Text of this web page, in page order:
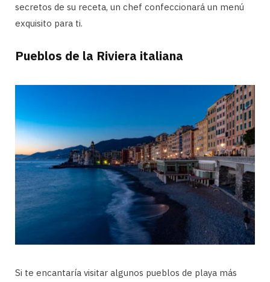
secretos de su receta, un chef confeccionará un menú
exquisito para ti.
Pueblos de la Riviera italiana
Si te encantaría visitar algunos pueblos de playa más